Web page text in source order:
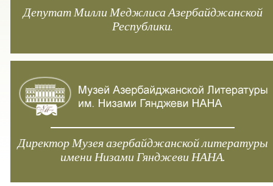
Депутат Милли Меджлиса Азербайджанской
Республики.
Директор Музея азербайджанской литературы
имени Низами Гянджеви НАНА.